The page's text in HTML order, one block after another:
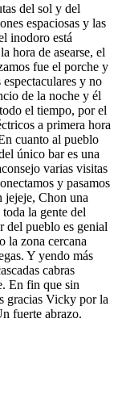
del sol y del
espaciosas y las
inodoro está
hora de asearse, el
fue el porche y
y no
de la noche y él
el tiempo, por el
a primera hora
cuanto al pueblo
único bar es una
varias visitas
y pasamos
jejeje, Chon una
la gente del
del pueblo es genial
la zona cercana
Y yendo más
cabras
En fin que sin
gracias Vicky por la
fuerte abrazo.